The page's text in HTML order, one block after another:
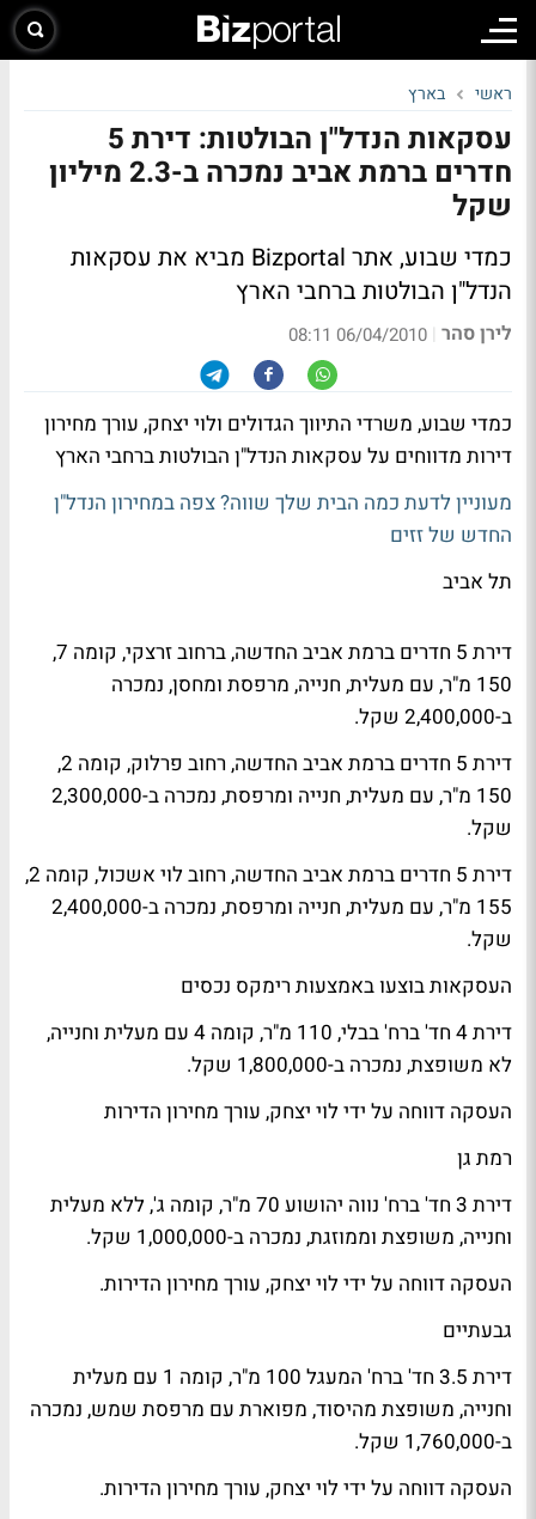
ראשי בארץ
עסקאות הנדל"ן הבולטות: דירת 5
חדרים ברמת אביב נמכרה ב-2.3 מיליון
שקל
כמדי שבוע, אתר Bizportal מביא את עסקאות
הנדל"ן הבולטות ברחבי הארץ
לירן סהר |
06/04/2010 08:11
כמדי שבוע, משרדי התיווך הגדולים ולוי יצחק, עורך מחירון
דירות מדווחים על עסקאות הנדל"ן הבולטות ברחבי הארץ
מעוניין לדעת כמה הבית שלך שווה? צפה במחירון הנדל"ן
החדש של זזים
תל אביב
דירת 5 חדרים ברמת אביב החדשה, ברחוב זרצקי, קומה 7,
150 מ"ר, עם מעלית, חנייה, מרפסת ומחסן, נמכרה
ב-2,400,000 שקל.
דירת 5 חדרים ברמת אביב החדשה, רחוב פרלוק, קומה 2,
150 מ"ר, עם מעלית, חנייה ומרפסת, נמכרה ב-2,300,000
שקל.
דירת 5 חדרים ברמת אביב החדשה, רחוב לוי אשכול, קומה 2,
155 מ"ר, עם מעלית, חנייה ומרפסת, נמכרה ב-2,400,000
שקל.
העסקאות בוצעו באמצעות רימקס נכסים
דירת 4 חד' ברח' בבלי, 110 מ"ר, קומה 4 עם מעלית וחנייה,
לא משופצת, נמכרה ב-1,800,000 שקל.
העסקה דווחה על ידי לוי יצחק, עורך מחירון הדירות
רמת גן
דירת 3 חד' ברח' נווה יהושוע 70 מ"ר, קומה ג', ללא מעלית
וחנייה, משופצת וממוזגת, נמכרה ב-1,000,000 שקל.
העסקה דווחה על ידי לוי יצחק, עורך מחירון הדירות.
גבעתיים
דירת 3.5 חד' ברח' המעגל 100 מ"ר, קומה 1 עם מעלית
וחנייה, משופצת מהיסוד, מפוארת עם מרפסת שמש, נמכרה
ב-1,760,000 שקל.
העסקה דווחה על ידי לוי יצחק, עורך מחירון הדירות.